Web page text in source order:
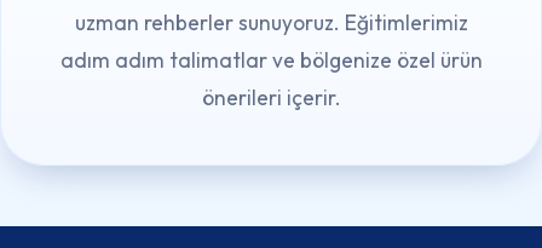
uzman rehberler sunuyoruz. Eğitimlerimiz
adım adım talimatlar ve bölgenize özel ürün
önerileri içerir.